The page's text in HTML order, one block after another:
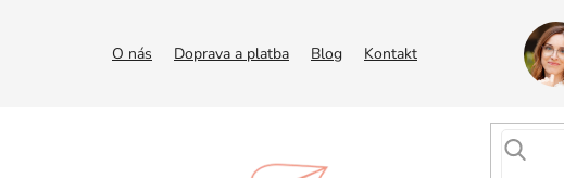
O nás Doprava a platba Blog Kontakt